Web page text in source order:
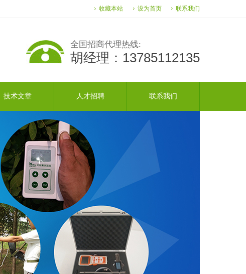
收藏本站 设为首页 联系我们
全国招商代理热线:
胡经理：13785112135
技术文章 人才招聘 联系我们